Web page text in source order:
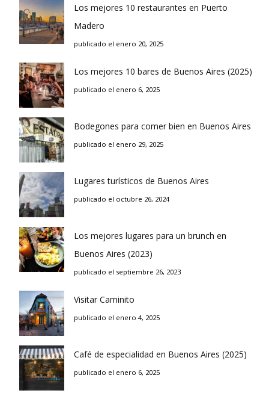
Los mejores 10 restaurantes en Puerto
Madero
publicado el enero 20, 2025
Los mejores 10 bares de Buenos Aires (2025)
publicado el enero 6, 2025
Bodegones para comer bien en Buenos Aires
publicado el enero 29, 2025
Lugares turísticos de Buenos Aires
publicado el octubre 26, 2024
Los mejores lugares para un brunch en
Buenos Aires (2023)
publicado el septiembre 26, 2023
Visitar Caminito
publicado el enero 4, 2025
Café de especialidad en Buenos Aires (2025)
publicado el enero 6, 2025